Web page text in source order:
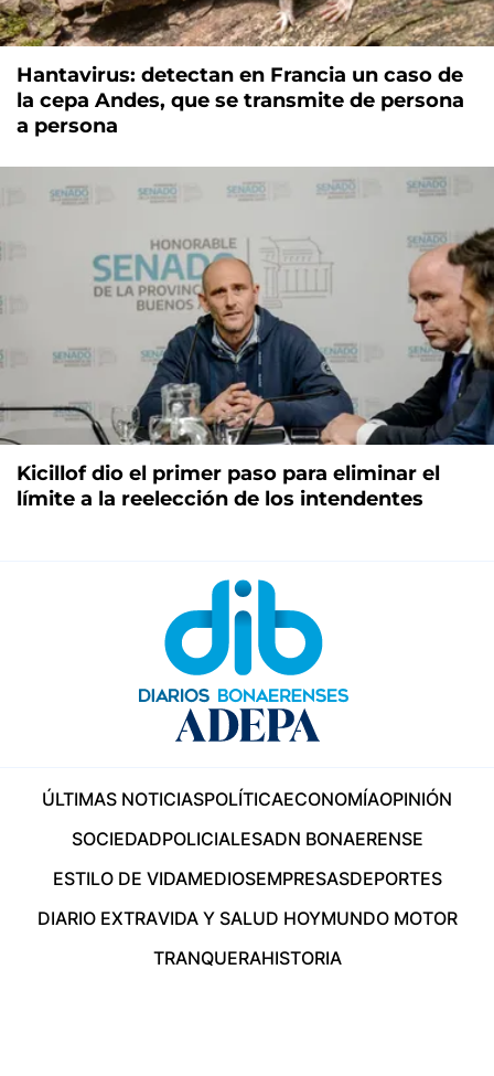
Hantavirus: detectan en Francia un caso de
la cepa Andes, que se transmite de persona
a persona
Kicillof dio el primer paso para eliminar el
límite a la reelección de los intendentes
ÚLTIMAS NOTICIASPOLÍTICAECONOMÍAOPINIÓN
SOCIEDADPOLICIALESADN BONAERENSE
ESTILO DE VIDAMEDIOSEMPRESASDEPORTES
DIARIO EXTRAVIDA Y SALUD HOYMUNDO MOTOR
TRANQUERAHISTORIA